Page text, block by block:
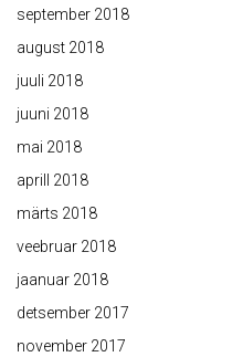
september 2018
august 2018
juuli 2018
juuni 2018
mai 2018
aprill 2018
märts 2018
veebruar 2018
jaanuar 2018
detsember 2017
november 2017